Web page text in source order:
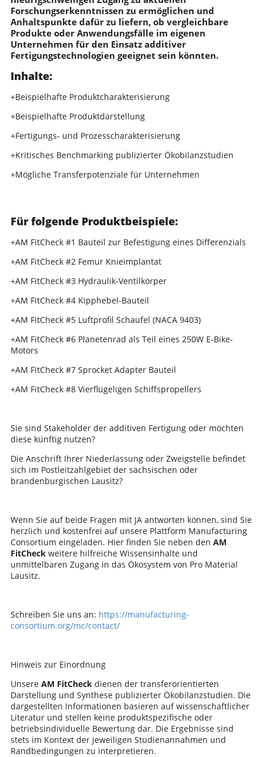
Forschungserkenntnissen zu ermöglichen und
Anhaltspunkte dafür zu liefern, ob vergleichbare
Produkte oder Anwendungsfälle im eigenen
Unternehmen für den Einsatz additiver
Fertigungstechnologien geeignet sein könnten.
Inhalte:
+Beispielhafte Produktcharakterisierung
+Beispielhafte Produktdarstellung
+Fertigungs- und Prozesscharakterisierung
+Kritisches Benchmarking publizierter Ökobilanzstudien
+Mögliche Transferpotenziale für Unternehmen
Für folgende Produktbeispiele:
+AM FitCheck #1 Bauteil zur Befestigung eines Differenzials
+AM FitCheck #2 Femur Knieimplantat
+AM FitCheck #3 Hydraulik-Ventilkörper
+AM FitCheck #4 Kipphebel-Bauteil
+AM FitCheck #5 Luftprofil Schaufel (NACA 9403)
+AM FitCheck #6 Planetenrad als Teil eines 250W E-Bike-
Motors
+AM FitCheck #7 Sprocket Adapter Bauteil
+AM FitCheck #8 Vierflügeligen Schiffspropellers
Sie sind Stakeholder der additiven Fertigung oder möchten
diese künftig nutzen?
Die Anschrift Ihrer Niederlassung oder Zweigstelle befindet
sich im Postleitzahlgebiet der sächsischen oder
brandenburgischen Lausitz?
Wenn Sie auf beide Fragen mit JA antworten können, sind Sie
herzlich und kostenfrei auf unsere Plattform Manufacturing
Consortium eingeladen. Hier finden Sie neben den AM
FitCheck weitere hilfreiche Wissensinhalte und
unmittelbaren Zugang in das Ökosystem von Pro Material
Lausitz.
Schreiben Sie uns an: https://manufacturing-
consortium.org/mc/contact/
Hinweis zur Einordnung
Unsere AM FitCheckdienen der transferorientierten
Darstellung und Synthese publizierter Ökobilanzstudien. Die
dargestellten Informationen basieren auf wissenschaftlicher
Literatur und stellen keine produktspezifische oder
betriebsindividuelle Bewertung dar. Die Ergebnisse sind
stets im Kontext der jeweiligen Studienannahmen und
Randbedingungen zu interpretieren.